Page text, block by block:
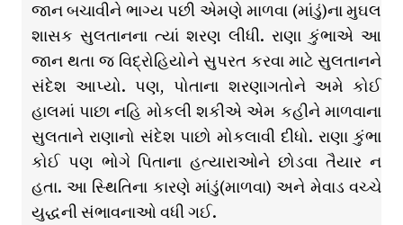
જાન બચાવીને ભાગ્ય પછી એમણે માળવા (માંડું)ના મુઘલ
શાસક સુલતાનના ત્યાં શરણ લીધી. રાણા કુંભાએ આ
જાન થતા જ વિદ્રોહિયોને સુપરત કરવા માટે સુલતાનને
સંદેશ આપ્યો. પણ, પોતાના શરણાગતોને અમે કોઈ
હાલમાં પાછા નહિ મોકલી શકીએ એમ કહીને માળવાના
સુલતાને રાણાનો સંદેશ પાછો મોકલાવી દીધો. રાણા કુંભા
કોઈ પણ ભોગે પિતાના હત્યારાઓને છોડવા તૈયાર ન
હતા. આ સ્થિતિના કારણે માંડું(માળવા) અને મેવાડ વચ્ચે
યુદ્ધની સંભાવનાઓ વધી ગઈ.